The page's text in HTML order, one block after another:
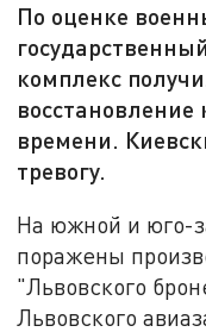
По оценке
комплекс
восстановление
времени.
тревогу.
На южной и юго-
поражены
"Львовского
Львовского